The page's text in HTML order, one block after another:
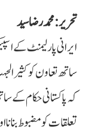
تحریر: محمد رضا سید
ایرانی پارلیمنٹ کے
ساتھ تعاون کو کثیر
کہ پاکستانی حکام کے
تعلقات کو مضبوط بنانا